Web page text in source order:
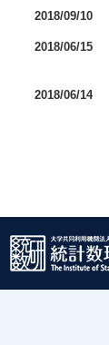
2018/09/10
2018/06/15
2018/06/14